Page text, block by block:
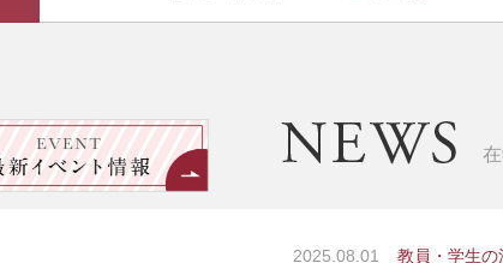
2025.08.01 教員・学生の